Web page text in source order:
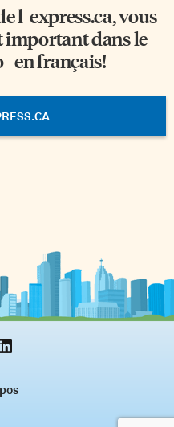
l-express.ca, vous
important dans le
en français!